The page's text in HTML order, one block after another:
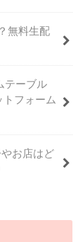
無料生配
テーブル
トフォーム
お店はど